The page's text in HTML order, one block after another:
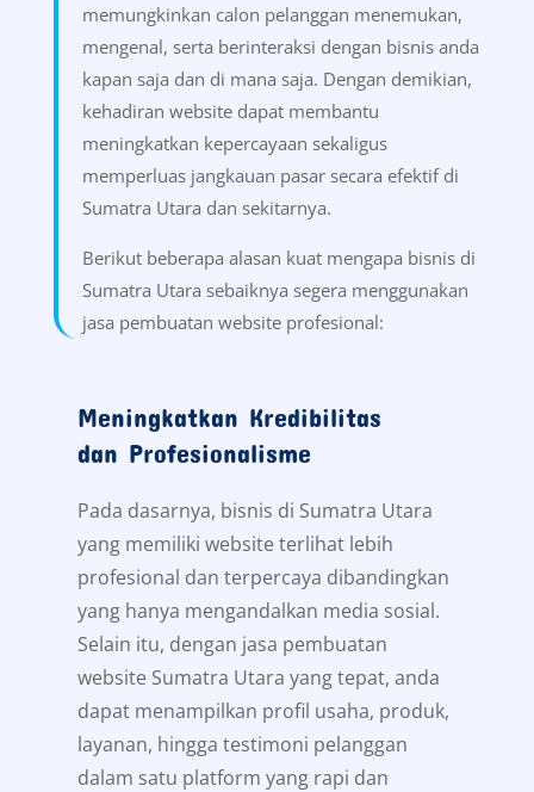
memungkinkan calon pelanggan menemukan,
mengenal, serta berinteraksi dengan bisnis anda
kapan saja dan di mana saja. Dengan demikian,
kehadiran website dapat membantu
meningkatkan kepercayaan sekaligus
memperluas jangkauan pasar secara efektif di
Sumatra Utara dan sekitarnya.
Berikut beberapa alasan kuat mengapa bisnis di
Sumatra Utara sebaiknya segera menggunakan
jasa pembuatan website profesional:
Meningkatkan Kredibilitas
dan Profesionalisme
Pada dasarnya, bisnis di Sumatra Utara
yang memiliki website terlihat lebih
profesional dan terpercaya dibandingkan
yang hanya mengandalkan media sosial.
Selain itu, dengan jasa pembuatan
website Sumatra Utara yang tepat, anda
dapat menampilkan profil usaha, produk,
layanan, hingga testimoni pelanggan
dalam satu platform yang rapi dan